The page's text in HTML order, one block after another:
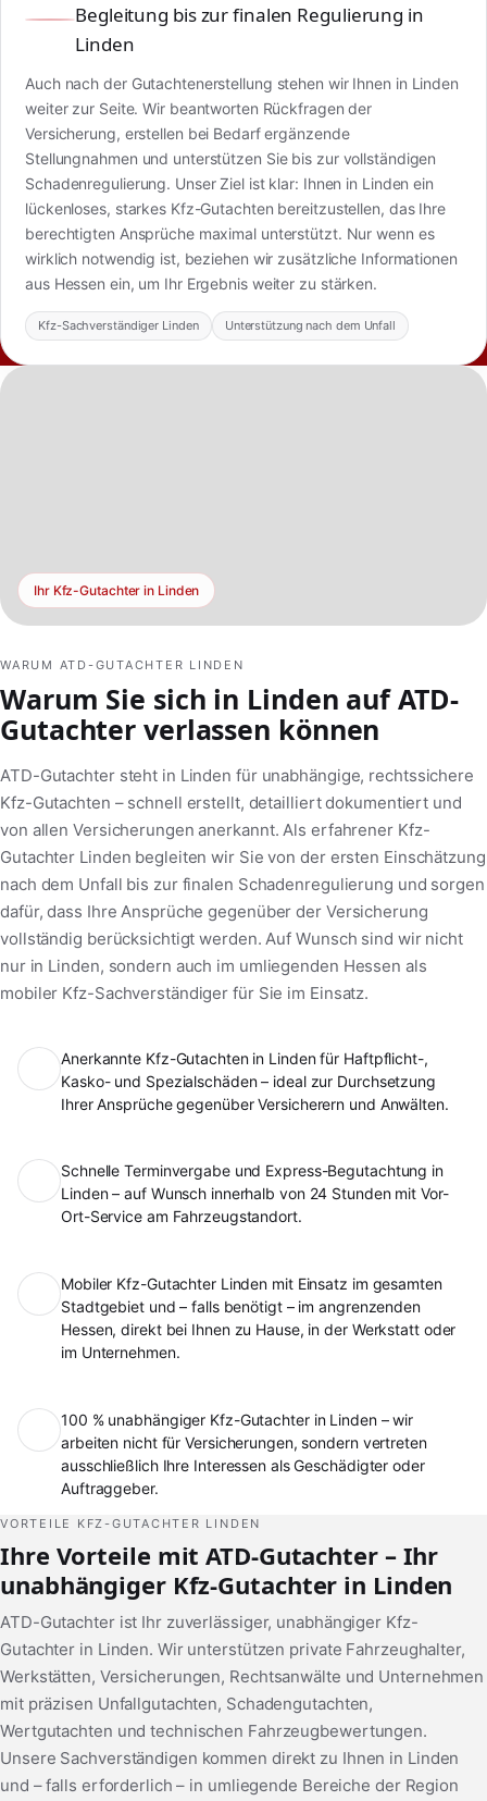
Begleitung bis zur finalen Regulierung in
Linden
Auch nach der Gutachtenerstellung stehen wir Ihnen in Linden
weiter zur Seite. Wir beantworten Rückfragen der
Versicherung, erstellen bei Bedarf ergänzende
Stellungnahmen und unterstützen Sie bis zur vollständigen
Schadenregulierung. Unser Ziel ist klar: Ihnen in Linden ein
lückenloses, starkes Kfz-Gutachten bereitzustellen, das Ihre
berechtigten Ansprüche maximal unterstützt. Nur wenn es
wirklich notwendig ist, beziehen wir zusätzliche Informationen
aus Hessen ein, um Ihr Ergebnis weiter zu stärken.
Kfz-Sachverständiger Linden Unterstützung nach dem Unfall
Ihr Kfz-Gutachter in Linden
WARUM ATD-GUTACHTER LINDEN
Warum Sie sich in Linden auf ATD-
Gutachter verlassen können
ATD-Gutachter steht in Linden für unabhängige, rechtssichere
Kfz-Gutachten – schnell erstellt, detailliert dokumentiert und
von allen Versicherungen anerkannt. Als erfahrener Kfz-
Gutachter Linden begleiten wir Sie von der ersten Einschätzung
nach dem Unfall bis zur finalen Schadenregulierung und sorgen
dafür, dass Ihre Ansprüche gegenüber der Versicherung
vollständig berücksichtigt werden. Auf Wunsch sind wir nicht
nur in Linden, sondern auch im umliegenden Hessen als
mobiler Kfz-Sachverständiger für Sie im Einsatz.
Anerkannte Kfz-Gutachten in Linden für Haftpflicht-,
Kasko- und Spezialschäden – ideal zur Durchsetzung
Ihrer Ansprüche gegenüber Versicherern und Anwälten.
Schnelle Terminvergabe und Express-Begutachtung in
Linden – auf Wunsch innerhalb von 24 Stunden mit Vor-
Ort-Service am Fahrzeugstandort.
Mobiler Kfz-Gutachter Linden mit Einsatz im gesamten
Stadtgebiet und – falls benötigt – im angrenzenden
Hessen, direkt bei Ihnen zu Hause, in der Werkstatt oder
im Unternehmen.
100 % unabhängiger Kfz-Gutachter in Linden – wir
arbeiten nicht für Versicherungen, sondern vertreten
ausschließlich Ihre Interessen als Geschädigter oder
Auftraggeber.
VORTEILE KFZ-GUTACHTER LINDEN
Ihre Vorteile mit ATD-Gutachter – Ihr
unabhängiger Kfz-Gutachter in Linden
ATD-Gutachter ist Ihr zuverlässiger, unabhängiger Kfz-
Gutachter in Linden. Wir unterstützen private Fahrzeughalter,
Werkstätten, Versicherungen, Rechtsanwälte und Unternehmen
mit präzisen Unfallgutachten, Schadengutachten,
Wertgutachten und technischen Fahrzeugbewertungen.
Unsere Sachverständigen kommen direkt zu Ihnen in Linden
und – falls erforderlich – in umliegende Bereiche der Region